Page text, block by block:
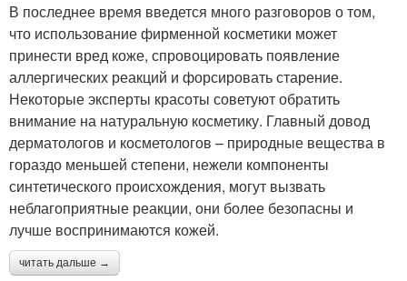
В последнее время введется много разговоров о том,
что использование фирменной косметики может
принести вред коже, спровоцировать появление
аллергических реакций и форсировать старение.
Некоторые эксперты красоты советуют обратить
внимание на натуральную косметику. Главный довод
дерматологов и косметологов – природные вещества в
гораздо меньшей степени, нежели компоненты
синтетического происхождения, могут вызвать
неблагоприятные реакции, они более безопасны и
лучше воспринимаются кожей.
читать дальше →